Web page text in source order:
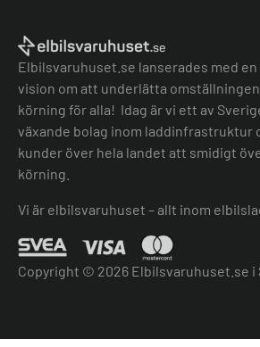
Övriga tillbehör
El-lexikon
Installation
Grön teknik bidrag
Lastbalansering
Köpvillkor
Köpvillkor batteri
Felanmälan
Hantera cookies
Elbilsladdare företag
Laddbox bäst i test
Bilmärken
Jämför laddboxar
Jämför hembatterier
Elbilsvaruhuset.se lanserades med
vision om att underlätta
körning för alla! Idag är vi ett av
växande bolag inom laddinfrastruktur
kunder över hela landet att smidigt
körning.
Vi är elbilsvaruhuset – allt inom
Copyright © 2026 Elbilsvaruhuset.se i